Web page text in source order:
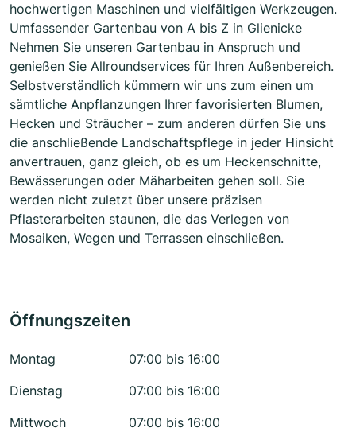
hochwertigen Maschinen und vielfältigen Werkzeugen.
Umfassender Gartenbau von A bis Z in Glienicke
Nehmen Sie unseren Gartenbau in Anspruch und
genießen Sie Allroundservices für Ihren Außenbereich.
Selbstverständlich kümmern wir uns zum einen um
sämtliche Anpflanzungen Ihrer favorisierten Blumen,
Hecken und Sträucher – zum anderen dürfen Sie uns
die anschließende Landschaftspflege in jeder Hinsicht
anvertrauen, ganz gleich, ob es um Heckenschnitte,
Bewässerungen oder Mäharbeiten gehen soll. Sie
werden nicht zuletzt über unsere präzisen
Pflasterarbeiten staunen, die das Verlegen von
Mosaiken, Wegen und Terrassen einschließen.
Öffnungszeiten
Montag
07:00 bis 16:00
Dienstag
07:00 bis 16:00
Mittwoch
07:00 bis 16:00